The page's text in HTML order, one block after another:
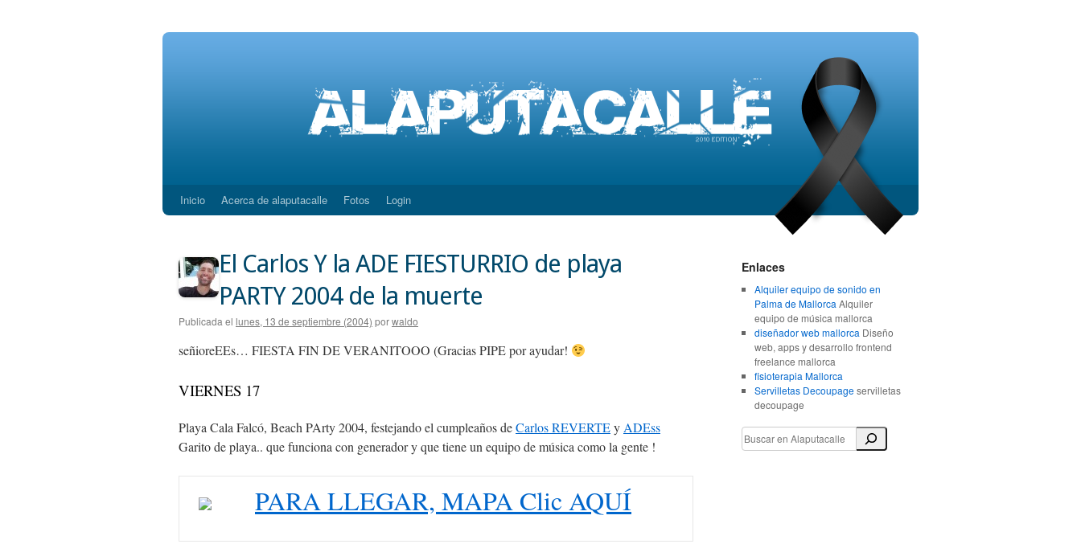
Saltar
contenido
Inicio Acerca de alaputacalle Fotos Login
El Carlos Y la ADE FIESTURRIO de playa
PARTY 2004 de la muerte
Publicada el lunes, 13 de septiembre (2004) porwaldo
señioreEEs… FIESTA FIN DE VERANITOOO (Gracias PIPE por ayudar!
VIERNES 17
Playa Cala Falcó, Beach PArty 2004, festejando el cumpleaños deCarlos REVERTEy ADEss
Garito de playa.. que funciona con generador y que tiene un equipo de música como la gente !
PARA LLEGAR, MAPA Clic AQUÍ
Enlaces
Alquiler equipo de sonido en
Palma de Mallorca Alquiler
equipo de música mallorca
diseñador web mallorca Diseño
web, apps y desarrollo frontend
freelance mallorca
fisioterapia Mallorca
Servilletas Decoupageservilletas
decoupage